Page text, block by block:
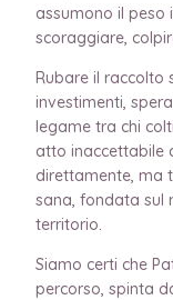
assumono il peso
scoraggiare,
Rubare il raccolto
investimenti,
legame tra chi
atto inaccettabile
direttamente, ma
sana, fondata sul
territorio.
Siamo certi che
percorso, spinta